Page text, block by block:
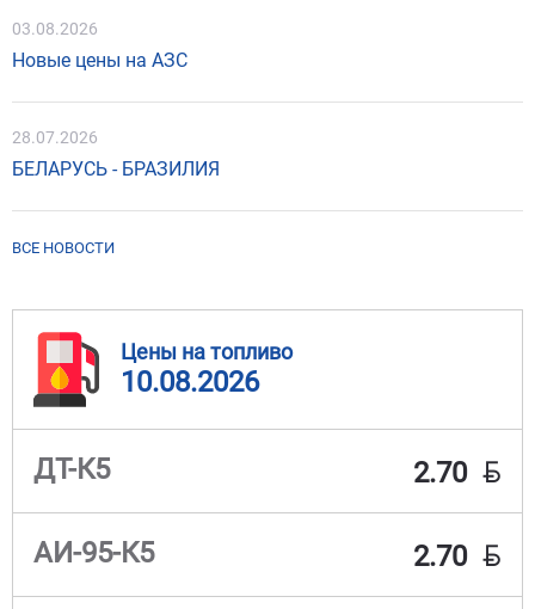
03.08.2026
Новые цены на АЗС
28.07.2026
БЕЛАРУСЬ - БРАЗИЛИЯ
ВСЕ НОВОСТИ
Цены на топливо
10.08.2026
ДТ-К5 2.70 BYN
АИ-95-К5 2.70 BYN